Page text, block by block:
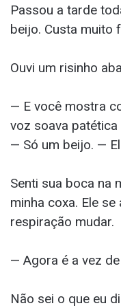
Passou a tarde
beijo. Custa muito
Ouvi um risinho
— E você mostra
voz soava patética
— Só um beijo. —
Senti sua boca na
minha coxa. Ele
respiração mudar.
— Agora é a vez
Não sei o que eu